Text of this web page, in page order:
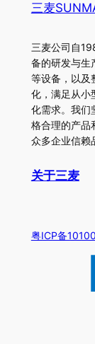
三麦
三麦公司自
备的研发与生
等设备，以及
化，满足从小
化需求。我们
格合理的产品
众多企业信赖
关于三麦
粤ICP备